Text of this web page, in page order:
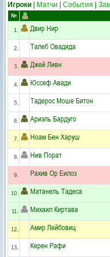
Игроки Матчи События
№
1. Двир Нир
2. Талеб Овадида
3. Джей Ливн
4. Юссеф Авади
5. Тадерос Моше Битон
6. Ариэль Бардуго
7. Ноам Бен Харуш
8. Нив Порат
9. Рахив Ор Еилоз
10. Матанель Тадеса
11. Михаил Киртава
12. Aмир Лейбовиц
13. Керен Рафи